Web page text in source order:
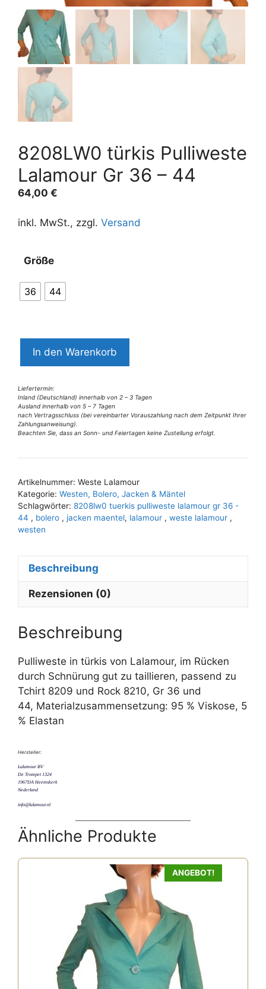
8208LW0 türkis Pulliweste
Lalamour Gr 36 – 44
64,00 €
inkl. MwSt., zzgl. Versand
Größe
36 44
türkis
Lalamour
Gr
36
-
In den Warenkorb
Liefertermin:
Inland (Deutschland) innerhalb von 2 – 3 Tagen
Ausland innerhalb von 5 – 7 Tagen
nach Vertragsschluss (bei vereinbarter Vorauszahlung nach dem Zeitpunkt Ihrer
Zahlungsanweisung).
Beachten Sie, dass an Sonn- und Feiertagen keine Zustellung erfolgt.
l
e
r
n
a
:
Artikelnummer: Weste Lalamour
Kategorie: Westen, Bolero, Jacken & Mäntel
Schlagwörter: 8208lw0 tuerkis pulliweste lalamour gr 36 -
44 , bolero , jacken maentel, lalamour , weste lalamour ,
westen
Beschreibung
Rezensionen (0)
Beschreibung
Pulliweste in türkis von Lalamour, im Rücken
durch Schnürung gut zu taillieren, passend zu
Tchirt 8209 und Rock 8210, Gr 36 und
44, Materialzusammensetzung: 95 % Viskose, 5
% Elastan
Hersteller:
Lalamour BV
De Trompet 1324
1967DA Heemskerk
Nederland
info@lalamour.nl
Ähnliche Produkte
ANGEBOT!